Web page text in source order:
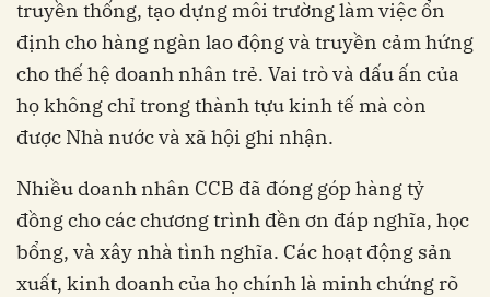
truyền thống, tạo dựng môi trường làm việc ổn
định cho hàng ngàn lao động và truyền cảm hứng
cho thế hệ doanh nhân trẻ. Vai trò và dấu ấn của
họ không chỉ trong thành tựu kinh tế mà còn
được Nhà nước và xã hội ghi nhận.
Nhiều doanh nhân CCB đã đóng góp hàng tỷ
đồng cho các chương trình đền ơn đáp nghĩa, học
bổng, và xây nhà tình nghĩa. Các hoạt động sản
xuất, kinh doanh của họ chính là minh chứng rõ